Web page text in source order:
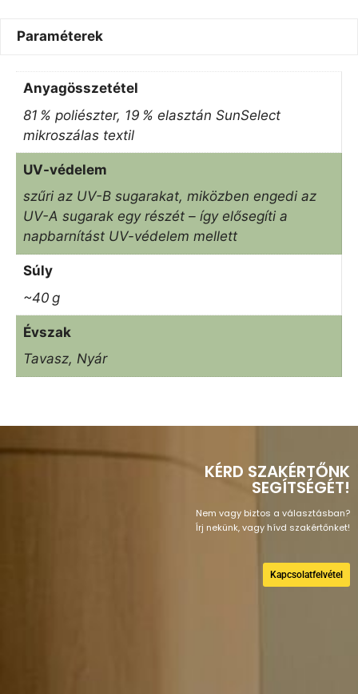
Paraméterek
Anyagösszetétel
81 % poliészter, 19 % elasztán SunSelect
mikroszálas textil
UV-védelem
szűri az UV-B sugarakat, miközben engedi az
UV-A sugarak egy részét – így elősegíti a
napbarnítást UV-védelem mellett
Súly
~40 g
Évszak
Tavasz, Nyár
KÉRD SZAKÉRTŐNK
SEGÍTSÉGÉT!
Nem vagy biztos a választásban?
Írj nekünk, vagy hívd szakértőnket!
Kapcsolatfelvétel